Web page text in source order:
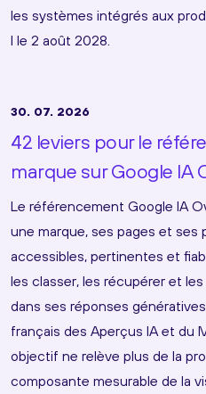
les systèmes intégrés aux
I le 2 août 2028.
30. 07. 2026
42 leviers pour le
marque sur Google IA
Le référencement Google IA
une marque, ses pages et ses
accessibles, pertinentes et
les classer, les récupérer et
dans ses réponses
français des Aperçus IA et du
objectif ne relève plus de la
composante mesurable de la